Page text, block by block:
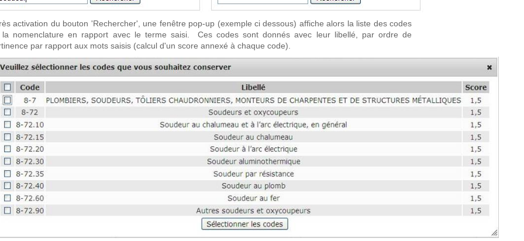
activation du bouton 'Rechercher', une fenêtre pop-up (exemple ci dessous) affiche alors la liste des codes
la nomenclature en rapport avec le terme saisi. Ces codes sont donnés avec leur libellé, par ordre de
par rapport aux mots saisis (calcul d'un score annexé à chaque code).